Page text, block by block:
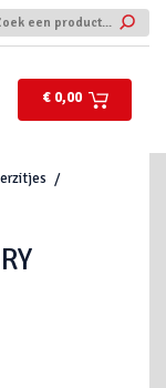
€ 0,00